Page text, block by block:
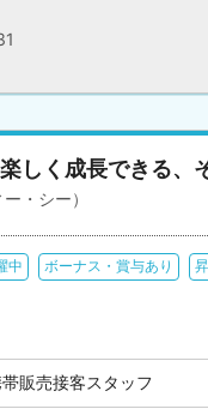
しく成長できる、
・シー）
中 ボーナス・賞与あり
販売接客スタッフ